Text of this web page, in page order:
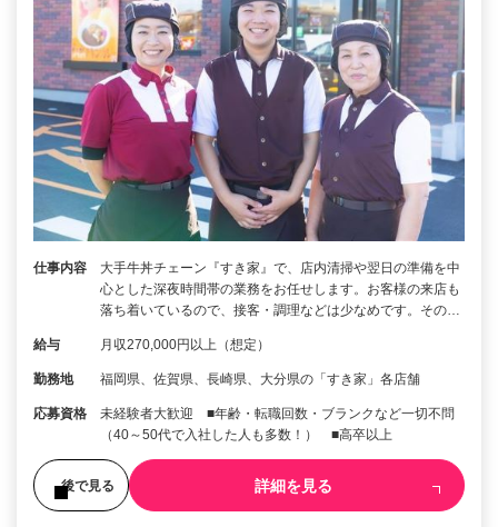
仕事内容
大手牛丼チェーン『すき家』で、店内清掃や翌日の準備を中
心とした深夜時間帯の業務をお任せします。お客様の来店も
落ち着いているので、接客・調理などは少なめです。その…
給与 月収270,000円以上（想定）
勤務地 福岡県、佐賀県、長崎県、大分県の「すき家」各店舗
応募資格
未経験者大歓迎 ■年齢・転職回数・ブランクなど一切不問
（40～50代で入社した人も多数！） ■高卒以上
後で見る 詳細を見る